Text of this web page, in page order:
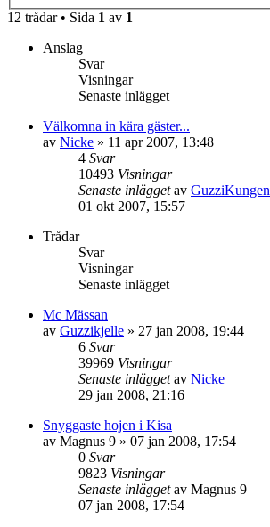
12 trådar • Sida 1 av 1
Anslag
Svar
Visningar
Senaste inlägget
Välkomna in kära gäster...
av Nicke » 11 apr 2007, 13:48
4 Svar
10493 Visningar
Senaste inläggetav GuzziKungen
01 okt 2007, 15:57
Trådar
Svar
Visningar
Senaste inlägget
Mc Mässan
av Guzzikjelle » 27 jan 2008, 19:44
6 Svar
39969 Visningar
Senaste inläggetav Nicke
29 jan 2008, 21:16
Snyggaste hojen i Kisa
av Magnus 9 » 07 jan 2008, 17:54
0 Svar
9823 Visningar
Senaste inläggetav Magnus 9
07 jan 2008, 17:54